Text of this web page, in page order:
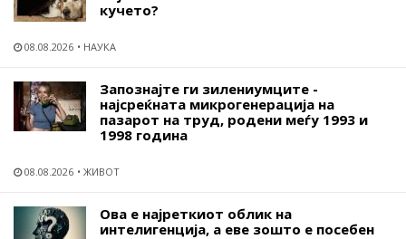
кучето?
08.08.2026 НАУКА
Запознајте ги зилениумците -
најсреќната микрогенерација на
пазарот на труд, родени меѓу 1993 и
1998 година
08.08.2026 ЖИВОТ
Ова е најреткиот облик на
интелигенција, а еве зошто е посебен